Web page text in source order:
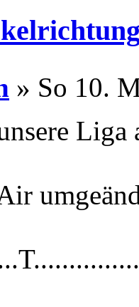
» So 10.
Liga